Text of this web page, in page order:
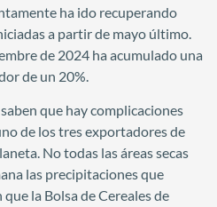
ha ido recuperando
a partir de mayo último.
de 2024 ha acumulado una
de un 20%.
que hay complicaciones
de los tres exportadores de
No todas las áreas secas
las precipitaciones que
la Bolsa de Cereales de